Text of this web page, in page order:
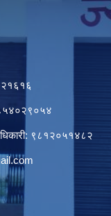
९८१२०५१४८२